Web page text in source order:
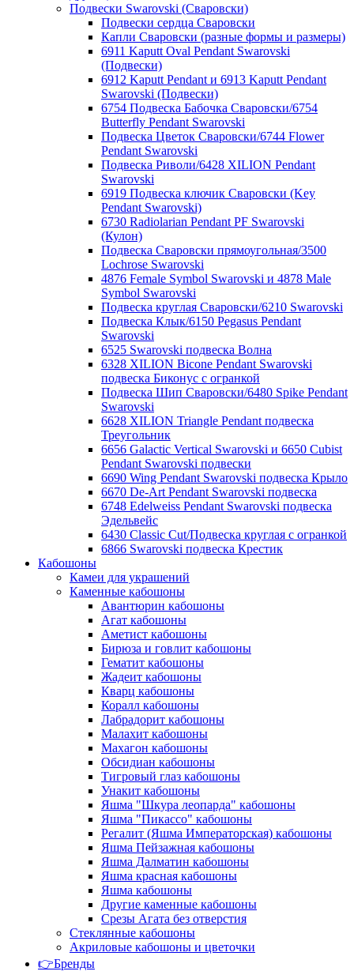
Подвески Swarovski (Сваровски)
Подвески сердца Сваровски
Капли Сваровски (разные формы и размеры)
6911 Kaputt Oval Pendant Swarovski
(Подвески)
6912 Kaputt Pendant и 6913 Kaputt Pendant
Swarovski (Подвески)
6754 Подвеска Бабочка Сваровски/6754
Butterfly Pendant Swarovski
Подвеска Цветок Сваровски/6744 Flower
Pendant Swarovski
Подвеска Риволи/6428 XILION Pendant
Swarovski
6919 Подвеска ключик Сваровски (Key
Pendant Swarovski)
6730 Radiolarian Pendant PF Swarovski
(Кулон)
Подвеска Сваровски прямоугольная/3500
Lochrose Swarovski
4876 Female Symbol Swarovski и 4878 Male
Symbol Swarovski
Подвеска круглая Сваровски/6210 Swarovski
Подвеска Клык/6150 Pegasus Pendant
Swarovski
6525 Swarovski подвеска Волна
6328 XILION Bicone Pendant Swarovski
подвеска Биконус c огранкой
Подвеска Шип Сваровски/6480 Spike Pendant
Swarovski
6628 XILION Triangle Pendant подвеска
Треугольник
6656 Galactic Vertical Swarovski и 6650 Cubist
Pendant Swarovski подвески
6690 Wing Pendant Swarovski подвеска Крыло
6670 De-Art Pendant Swarovski подвеска
6748 Edelweiss Pendant Swarovski подвеска
Эдельвейс
6430 Classic Cut/Подвеска круглая с огранкой
6866 Swarovski подвеска Крестик
Кабошоны
Камеи для украшений
Каменные кабошоны
Авантюрин кабошоны
Агат кабошоны
Аметист кабошоны
Бирюза и говлит кабошоны
Гематит кабошоны
Жадеит кабошоны
Кварц кабошоны
Коралл кабошоны
Лабрадорит кабошоны
Малахит кабошоны
Махагон кабошоны
Обсидиан кабошоны
Тигровый глаз кабошоны
Унакит кабошоны
Яшма "Шкура леопарда" кабошоны
Яшма "Пикассо" кабошоны
Регалит (Яшма Императорская) кабошоны
Яшма Пейзажная кабошоны
Яшма Далматин кабошоны
Яшма красная кабошоны
Яшма кабошоны
Другие каменные кабошоны
Срезы Агата без отверстия
Стеклянные кабошоны
Акриловые кабошоны и цветочки
👉Бренды